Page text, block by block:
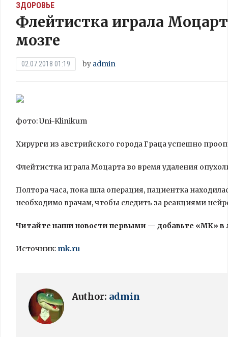
ЗДОРОВЬЕ
Флейтистка играла
мозге
02.07.2018 01:19 by admin
фото: Uni-Klinikum
Хирурги из австрийского города Граца успешно
Флейтистка играла Моцарта во время удаления
Полтора часа, пока шла операция, пациентка
необходимо врачам, чтобы следить за реакциями
Читайте наши новости первыми — добавьте «МК» в
Источник: mk.ru
Author: admin